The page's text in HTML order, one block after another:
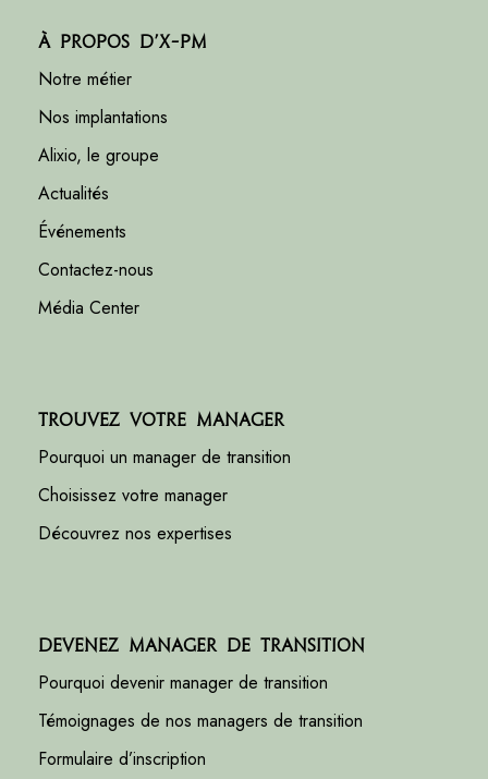
À propos d’X-PM
Notre métier
Nos implantations
Alixio, le groupe
Actualités
Événements
Contactez-nous
Média Center
Trouvez votre manager
Pourquoi un manager de transition
Choisissez votre manager
Découvrez nos expertises
Devenez manager de transition
Pourquoi devenir manager de transition
Témoignages de nos managers de transition
Formulaire d’inscription